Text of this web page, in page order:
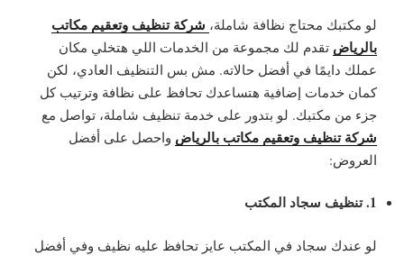
لو مكتبك محتاج نظافة شاملة، شركة تنظيف وتعقيم مكاتب
بالرياض تقدم لك مجموعة من الخدمات اللي هتخلي مكان
عملك دايمًا في أفضل حالاته. مش بس التنظيف العادي، لكن
كمان خدمات إضافية هتساعدك تحافظ على نظافة وترتيب كل
جزء من مكتبك. لو بتدور على خدمة تنظيف شاملة، تواصل مع
شركة تنظيف وتعقيم مكاتب بالرياض واحصل على أفضل
العروض:
1. تنظيف سجاد المكتب
لو عندك سجاد في المكتب عايز تحافظ عليه نظيف وفي أفضل